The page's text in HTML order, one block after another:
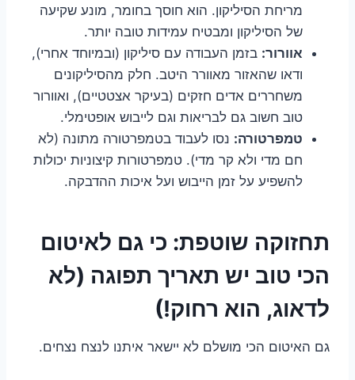
מריחת הסיליקון. הוא חוסך בחומר, מונע שקיעה
של הסיליקון ומבטיח עמידות טובה יותר.
אוורור: בזמן העבודה עם סיליקון (ובמיוחד אחרי),
ודאו שהאזור מאוורר היטב. חלק מהסיליקונים
משחררים אדים חזקים (בעיקר אצטטיים), ואוורור
טוב חשוב גם לבריאות וגם לייבוש אופטימלי.
טמפרטורה: נסו לעבוד בטמפרטורה מתונה (לא
חם מדי ולא קר מדי). טמפרטורות קיצוניות יכולות
להשפיע על זמן הייבוש ועל איכות ההדבקה.
תחזוקה שוטפת: כי גם לאיטום
הכי טוב יש תאריך תפוגה (לא
לדאוג, הוא רחוק!)
גם האיטום הכי מושלם לא יישאר איתנו לנצח נצחים.